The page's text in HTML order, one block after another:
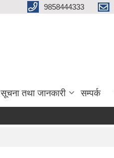
9858444333
सूचना तथा जानकारी सम्पर्क